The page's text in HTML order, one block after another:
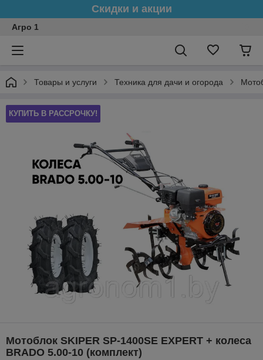
Скидки и акции
Агро 1
Товары и услуги Техника для дачи и огорода
КУПИТЬ В РАССРОЧКУ!
Мотоблок SKIPER SP-1400SE EXPERT + колеса
BRADO 5.00-10 (комплект)